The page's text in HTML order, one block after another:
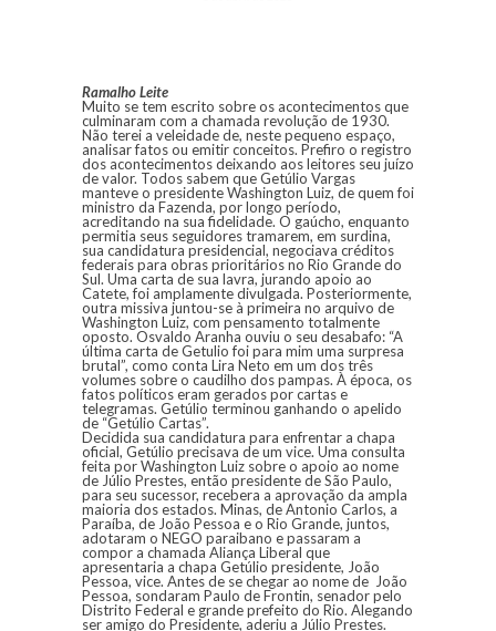
Ramalho Leite
Muito se tem escrito sobre os acontecimentos que
culminaram com a chamada revolução de 1930.
Não terei a veleidade de, neste pequeno espaço,
analisar fatos ou emitir conceitos. Prefiro o registro
dos acontecimentos deixando aos leitores seu juízo
de valor. Todos sabem que Getúlio Vargas
manteve o presidente Washington Luiz, de quem foi
ministro da Fazenda, por longo período,
acreditando na sua fidelidade. O gaúcho, enquanto
permitia seus seguidores tramarem, em surdina,
sua candidatura presidencial, negociava créditos
federais para obras prioritários no Rio Grande do
Sul. Uma carta de sua lavra, jurando apoio ao
Catete, foi amplamente divulgada. Posteriormente,
outra missiva juntou-se à primeira no arquivo de
Washington Luiz, com pensamento totalmente
oposto. Osvaldo Aranha ouviu o seu desabafo: “A
última carta de Getulio foi para mim uma surpresa
brutal”, como conta Lira Neto em um dos três
volumes sobre o caudilho dos pampas. À época, os
fatos políticos eram gerados por cartas e
telegramas. Getúlio terminou ganhando o apelido
de “Getúlio Cartas”.
Decidida sua candidatura para enfrentar a chapa
oficial, Getúlio precisava de um vice. Uma consulta
feita por Washington Luiz sobre o apoio ao nome
de Júlio Prestes, então presidente de São Paulo,
para seu sucessor, recebera a aprovação da ampla
maioria dos estados. Minas, de Antonio Carlos, a
Paraíba, de João Pessoa e o Rio Grande, juntos,
adotaram o NEGO paraibano e passaram a
compor a chamada Aliança Liberal que
apresentaria a chapa Getúlio presidente, João
Pessoa, vice. Antes de se chegar ao nome de João
Pessoa, sondaram Paulo de Frontin, senador pelo
Distrito Federal e grande prefeito do Rio. Alegando
ser amigo do Presidente, aderiu a Júlio Prestes.